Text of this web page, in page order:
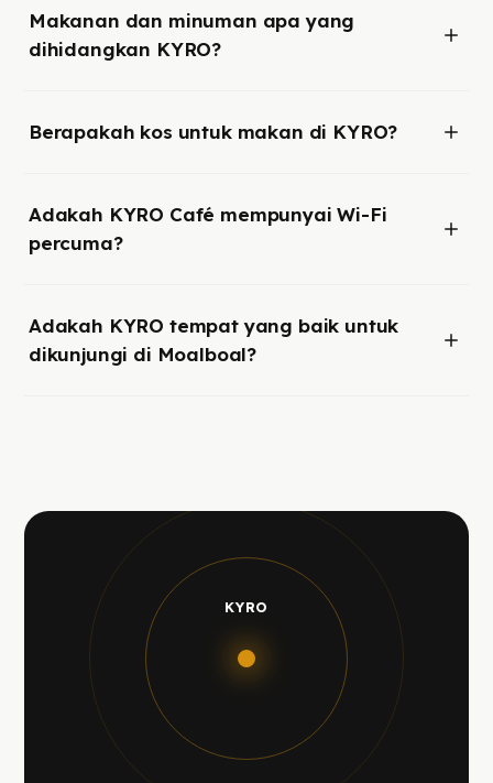
Makanan dan minuman apa yang
dihidangkan KYRO?
Berapakah kos untuk makan di KYRO?
Adakah KYRO Café mempunyai Wi-Fi
percuma?
Adakah KYRO tempat yang baik untuk
dikunjungi di Moalboal?
KYRO